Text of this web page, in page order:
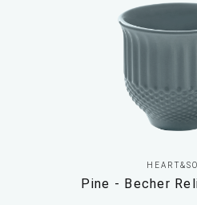
Pine - Becher